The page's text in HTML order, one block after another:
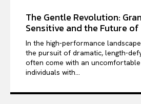
The Gentle Revolution:
Sensitive and the Future of
In the high-performance
the pursuit of dramatic, length-
often come with an
individuals with...